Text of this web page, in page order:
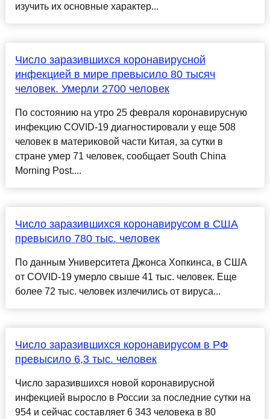
изучить их основные характер...
Число заразившихся коронавирусной
инфекцией в мире превысило 80 тысяч
человек. Умерли 2700 человек
По состоянию на утро 25 февраля коронавирусную
инфекцию COVID-19 диагностировали у еще 508
человек в материковой части Китая, за сутки в
стране умер 71 человек, сообщает South China
Morning Post....
Число заразившихся коронавирусом в США
превысило 780 тыс. человек
По данным Университета Джонса Хопкинса, в США
от COVID-19 умерло свыше 41 тыс. человек. Еще
более 72 тыс. человек излечились от вируса...
Число заразившихся коронавирусом в РФ
превысило 6,3 тыс. человек
Число заразившихся новой коронавирусной
инфекцией выросло в России за последние сутки на
954 и сейчас составляет 6 343 человека в 80